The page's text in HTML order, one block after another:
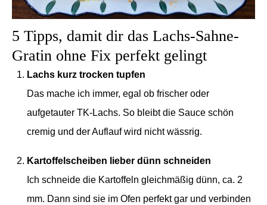
5 Tipps, damit dir das Lachs-Sahne-
Gratin ohne Fix perfekt gelingt
Lachs kurz trocken tupfen
Das mache ich immer, egal ob frischer oder
aufgetauter TK-Lachs. So bleibt die Sauce schön
cremig und der Auflauf wird nicht wässrig.
Kartoffelscheiben lieber dünn schneiden
Ich schneide die Kartoffeln gleichmäßig dünn, ca. 2
mm. Dann sind sie im Ofen perfekt gar und verbinden